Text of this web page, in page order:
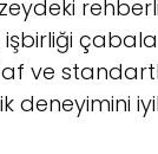
ve
deneyimini